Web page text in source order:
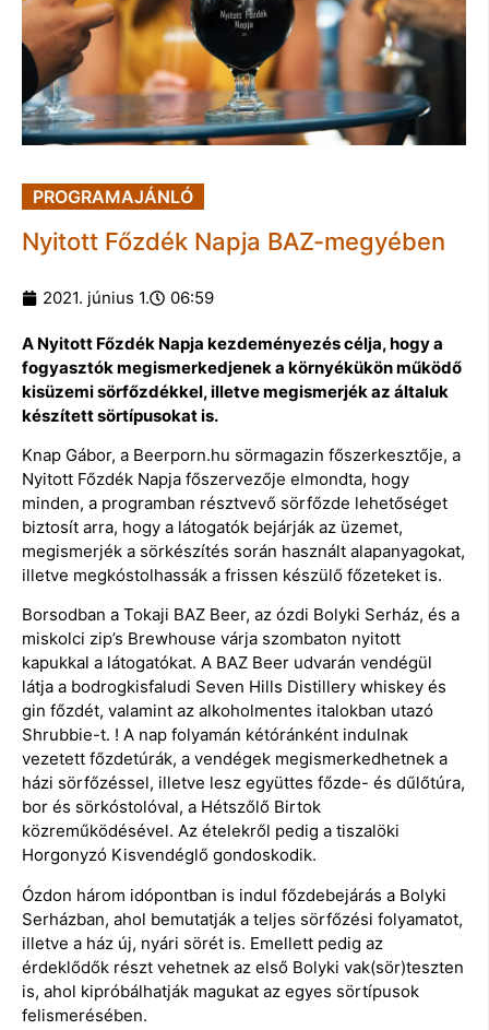
PROGRAMAJÁNLÓ
Nyitott Főzdék Napja BAZ-megyében
2021. június 1. 06:59
A Nyitott Főzdék Napja kezdeményezés célja, hogy a
fogyasztók megismerkedjenek a környékükön működő
kisüzemi sörfőzdékkel, illetve megismerjék az általuk
készített sörtípusokat is.
Knap Gábor, a Beerporn.hu sörmagazin főszerkesztője, a
Nyitott Főzdék Napja főszervezője elmondta, hogy
minden, a programban résztvevő sörfőzde lehetőséget
biztosít arra, hogy a látogatók bejárják az üzemet,
megismerjék a sörkészítés során használt alapanyagokat,
illetve megkóstolhassák a frissen készülő főzeteket is.
Borsodban a Tokaji BAZ Beer, az ózdi Bolyki Serház, és a
miskolci zip’s Brewhouse várja szombaton nyitott
kapukkal a látogatókat. A BAZ Beer udvarán vendégül
látja a bodrogkisfaludi Seven Hills Distillery whiskey és
gin főzdét, valamint az alkoholmentes italokban utazó
Shrubbie-t. ! A nap folyamán kétóránként indulnak
vezetett főzdetúrák, a vendégek megismerkedhetnek a
házi sörfőzéssel, illetve lesz együttes főzde- és dűlőtúra,
bor és sörkóstolóval, a Hétszőlő Birtok
közreműködésével. Az ételekről pedig a tiszalöki
Horgonyzó Kisvendéglő gondoskodik.
Ózdon három idópontban is indul főzdebejárás a Bolyki
Serházban, ahol bemutatják a teljes sörfőzési folyamatot,
illetve a ház új, nyári sörét is. Emellett pedig az
érdeklődők részt vehetnek az első Bolyki vak(sör)teszten
is, ahol kipróbálhatják magukat az egyes sörtípusok
felismerésében.